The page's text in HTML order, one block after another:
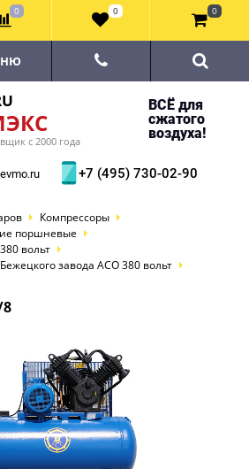
с 2000 года
ВСЁ для
сжатого
воздуха!
+7 (495) 730-02-90
Компрессоры
поршневые
вольт
завода АСО 380 вольт
0 0 0